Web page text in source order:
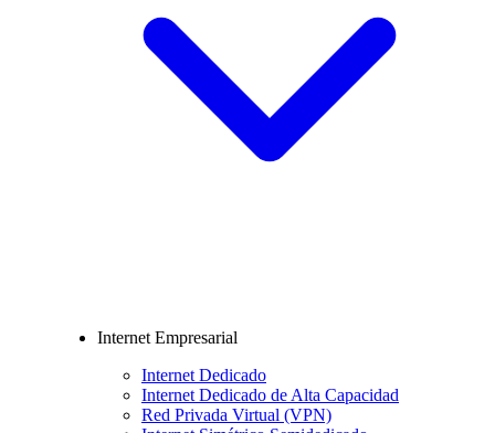
Internet Empresarial
Internet Dedicado
Internet Dedicado de Alta Capacidad
Red Privada Virtual (VPN)